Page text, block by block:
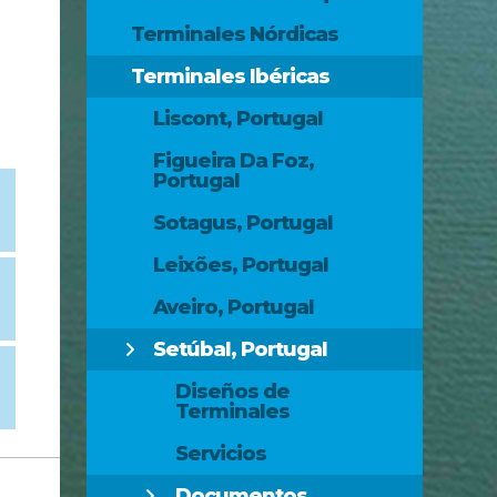
Terminales Nórdicas
Terminales Ibéricas
Liscont, Portugal
Figueira Da Foz,
Portugal
Sotagus, Portugal
Leixões, Portugal
Aveiro, Portugal
Setúbal, Portugal
Diseños de
Terminales
Servicios